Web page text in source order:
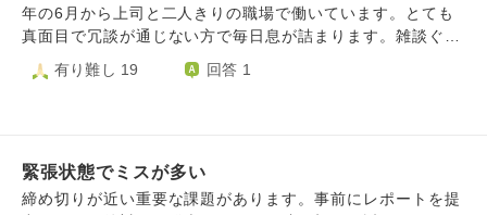
を築こうだなんて無謀だったのかもしれません。 個人的に
はあと2年は婚活を頑張る予定だったのですが、毎回毎回辛
くなってきました。 どうかご助言等いただけたら嬉しいで
年の6月から上司と二人きりの職場で働いています。とても
真面目で冗談が通じない方で毎日息が詰まります。雑談ぐら
いできれば良いのですが、話しかけてもそんなに話も膨らま
ず、ずっと緊張しています。職場の席も上司が真後ろでなん
まっては何も身につかないし、次の就職活動にも影響してし
まうのではないかと思い苦しいです。やはり石の上にも三年
有り難し 19 回答 1
緊張状態でミスが多い
締め切りが近い重要な課題があります。事前にレポートを提